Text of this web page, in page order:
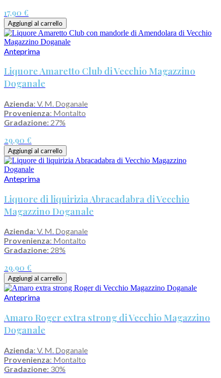
17,90 €
Aggiungi al carrello
Anteprima
Liquore Amaretto Club di Vecchio Magazzino
Doganale
Azienda: V. M. Doganale
Provenienza: Montalto
Gradazione: 27%
29,90 €
Aggiungi al carrello
Anteprima
Liquore di liquirizia Abracadabra di Vecchio
Magazzino Doganale
Azienda: V. M. Doganale
Provenienza: Montalto
Gradazione: 28%
29,90 €
Aggiungi al carrello
Anteprima
Amaro Roger extra strong di Vecchio Magazzino
Doganale
Azienda: V. M. Doganale
Provenienza: Montalto
Gradazione: 30%